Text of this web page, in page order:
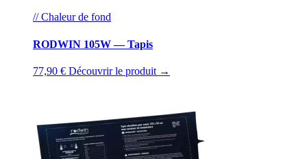
// Chaleur de fond
RODWIN 105W — Tapis
77,90 € Découvrir le produit →